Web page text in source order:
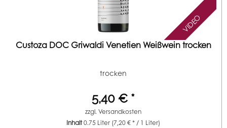
VIDEO
Custoza DOC Griwaldi Venetien Weißwein trocken
trocken
5,40 € *
zzgl.Versandkosten
Inhalt0.75 Liter (7,20 € * / 1 Liter)